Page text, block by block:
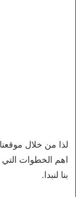
لذا من خلال
اهم الخطوات التي
بنا لنبدا.